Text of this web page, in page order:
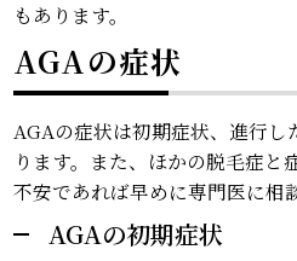
もあります。
AGAの症状
AGAの症状は初期症状、進行し
ります。また、ほかの脱毛症と
不安であれば早めに専門医に相
AGAの初期症状